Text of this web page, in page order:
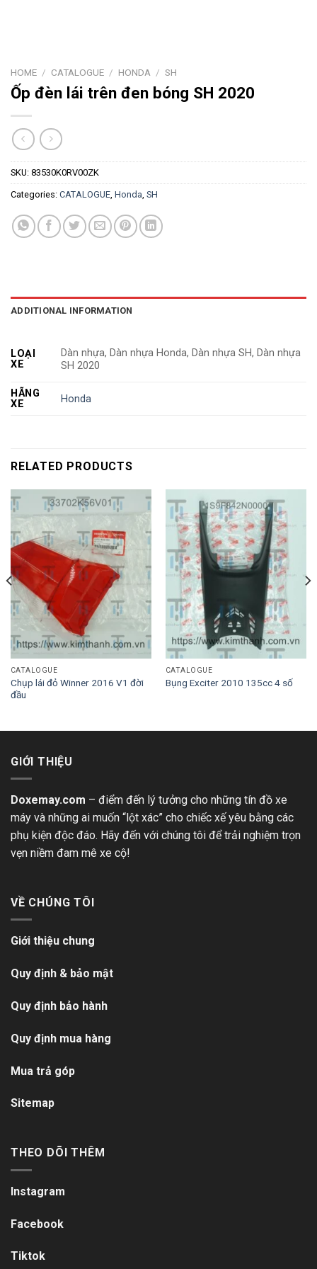
HOME / CATALOGUE / HONDA / SH
Ốp đèn lái trên đen bóng SH 2020
SKU: 83530K0RV00ZK
Categories: CATALOGUE, Honda, SH
ADDITIONAL INFORMATION
LOẠI
XE
Dàn nhựa, Dàn nhựa Honda, Dàn nhựa SH, Dàn nhựa
SH 2020
HÃNG
XE
Honda
RELATED PRODUCTS
CATALOGUE
Chụp lái đỏ Winner 2016 V1 đời
đầu
CATALOGUE
Bụng Exciter 2010 135cc 4 số
GIỚI THIỆU
Doxemay.com – điểm đến lý tưởng cho những tín đồ xe
máy và những ai muốn “lột xác” cho chiếc xế yêu bằng các
phụ kiện độc đáo. Hãy đến với chúng tôi để trải nghiệm trọn
vẹn niềm đam mê xe cộ!
VỀ CHÚNG TÔI
Giới thiệu chung
Quy định & bảo mật
Quy định bảo hành
Quy định mua hàng
Mua trả góp
Sitemap
THEO DÕI THÊM
Instagram
Facebook
Tiktok